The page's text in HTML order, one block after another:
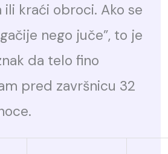
ili kraći obroci. Ako se
nego juče”, to je
da telo fino
pred završnicu 32